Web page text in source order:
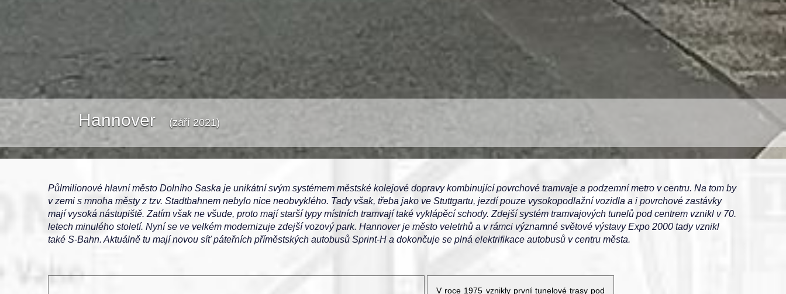
Hannover (září 2021)
Půlmilionové hlavní město Dolního Saska je unikátní svým systémem městské kolejové dopravy kombinující povrchové tramvaje a podzemní metro v centru. Na tom by
v zemi s mnoha městy z tzv. Stadtbahnem nebylo nice neobvyklého. Tady však, třeba jako ve Stuttgartu, jezdí pouze vysokopodlažní vozidla a i povrchové zastávky
mají vysoká nástupiště. Zatím však ne všude, proto mají starší typy místních tramvají také vyklápěcí schody. Zdejší systém tramvajových tunelů pod centrem vznikl v 70.
letech minulého století. Nyní se ve velkém modernizuje zdejší vozový park. Hannover je město veletrhů a v rámci významné světové výstavy Expo 2000 tady vznikl
také S-Bahn. Aktuálně tu mají novou síť páteřních příměstských autobusů Sprint-H a dokončuje se plná elektrifikace autobusů v centru města.
V roce 1975 vznikly první tunelové trasy pod